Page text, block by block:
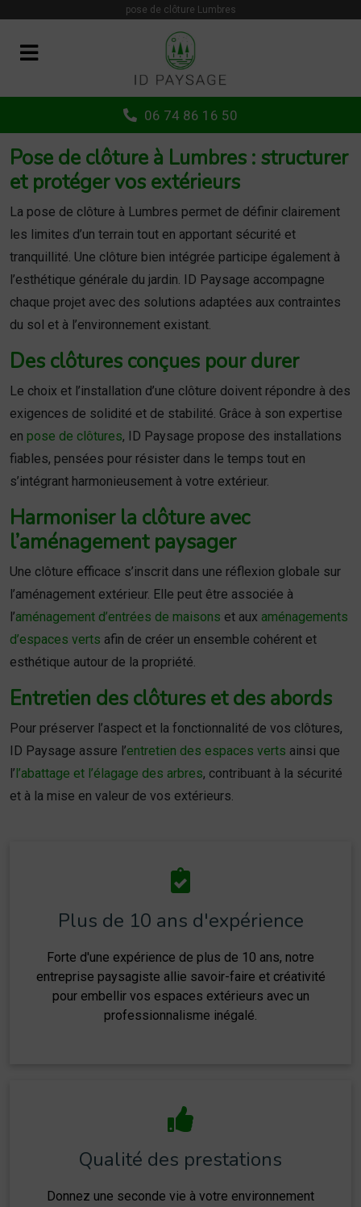
pose de clôture Lumbres
06 74 86 16 50
Pose de clôture à Lumbres : structurer
et protéger vos extérieurs
La pose de clôture à Lumbres permet de définir clairement
les limites d’un terrain tout en apportant sécurité et
tranquillité. Une clôture bien intégrée participe également à
l’esthétique générale du jardin. ID Paysage accompagne
chaque projet avec des solutions adaptées aux contraintes
du sol et à l’environnement existant.
Des clôtures conçues pour durer
Le choix et l’installation d’une clôture doivent répondre à des
exigences de solidité et de stabilité. Grâce à son expertise
en pose de clôtures, ID Paysage propose des installations
fiables, pensées pour résister dans le temps tout en
s’intégrant harmonieusement à votre extérieur.
Harmoniser la clôture avec
l’aménagement paysager
Une clôture efficace s’inscrit dans une réflexion globale sur
l’aménagement extérieur. Elle peut être associée à
l’aménagement d’entrées de maisons et aux aménagements
d’espaces verts afin de créer un ensemble cohérent et
esthétique autour de la propriété.
Entretien des clôtures et des abords
Pour préserver l’aspect et la fonctionnalité de vos clôtures,
ID Paysage assure l’entretien des espaces verts ainsi que
l’l’abattage et l’élagage des arbres, contribuant à la sécurité
et à la mise en valeur de vos extérieurs.
Plus de 10 ans d'expérience
Forte d'une expérience de plus de 10 ans, notre
entreprise paysagiste allie savoir-faire et créativité
pour embellir vos espaces extérieurs avec un
professionnalisme inégalé.
Qualité des prestations
Donnez une seconde vie à votre environnement
Panneau de gestion des cookies